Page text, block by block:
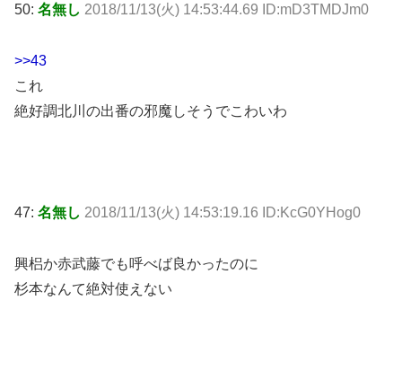
50: 名無し 2018/11/13(火) 14:53:44.69 ID:mD3TMDJm0
>>43
これ
絶好調北川の出番の邪魔しそうでこわいわ
47: 名無し 2018/11/13(火) 14:53:19.16 ID:KcG0YHog0
興梠か赤武藤でも呼べば良かったのに
杉本なんて絶対使えない